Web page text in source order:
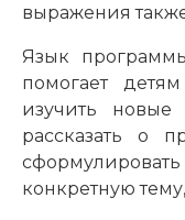
выражения
Язык
помогает
изучить
рассказать о
конкретную